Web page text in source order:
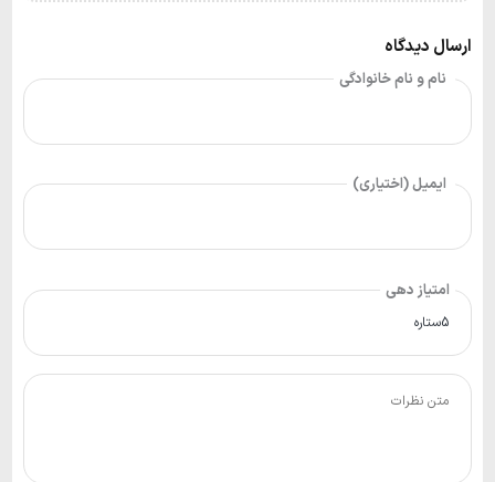
ارسال دیدگاه
نام و نام خانوادگی
ایمیل (اختیاری)
امتیاز دهی